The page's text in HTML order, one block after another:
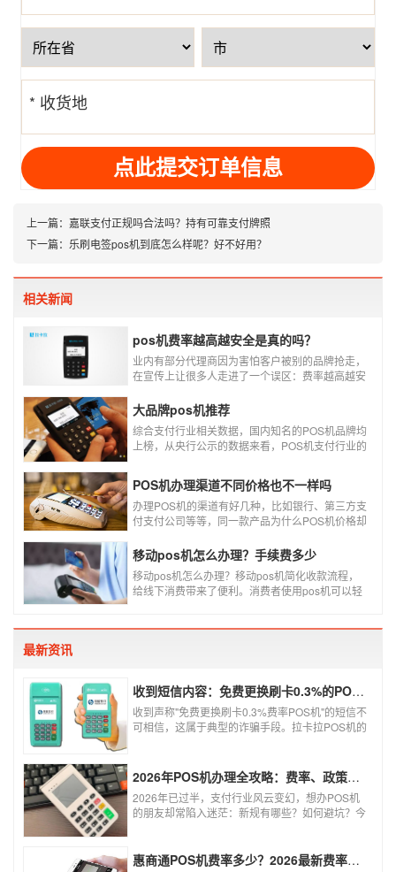
号
* 收货地
址
上一篇： 嘉联支付正规吗合法吗？持有可靠支付牌照
下一篇： 乐刷电签pos机到底怎么样呢？好不好用？
相关新闻
pos机费率越高越安全是真的吗？
业内有部分代理商因为害怕客户被别的品牌抢走，
在宣传上让很多人走进了一个误区：费率越高越安
真的是这样吗?
大品牌pos机推荐
综合支付行业相关数据，国内知名的POS机品牌均
上榜，从央行公示的数据来看，POS机支付行业的
中，瑞银信与随行付增长率居于较快的水平，如今
POS机品牌各种各样，每年支付公司都会上几个新
品牌，所以我们在选择POS机的时候，一定认证正
规一清机。
POS机办理渠道不同价格也不一样吗
办理POS机的渠道有好几种，比如银行、第三方支
付支付公司等等，同一款产品为什么POS机价格却
和大家说说为什么同一款产品会有好几个价格，究
竟是什么原因呢？
移动pos机怎么办理？手续费多少
移动pos机怎么办理？移动pos机简化收款流程，
给线下消费带来了便利。消费者使用pos机可以轻
最新资讯
收到短信内容：免费更换刷卡0.3%的POS机，可以相信吗？
收到声称"免费更换刷卡0.3%费率POS机"的短信不
可相信，这属于典型的诈骗手段。拉卡拉POS机的
风险。以下结合权威信息分析原因及应对建议：2026年POS机办理全攻略：费率、政策、避坑一篇讲清
2026年已过半，支付行业风云变幻，想办POS机
的朋友却常陷入迷茫：新规有哪些？如何避坑？今
使用！
惠商通POS机费率多少？2026最新费率标准及办理全攻略